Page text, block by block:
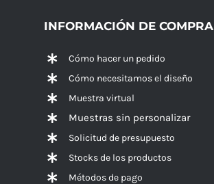
INFORMACIÓN DE COMPRA
Cómo hacer un pedido
Cómo necesitamos el diseño
Muestra virtual
Muestras sin personalizar
Solicitud de presupuesto
Stocks de los productos
Métodos de pago